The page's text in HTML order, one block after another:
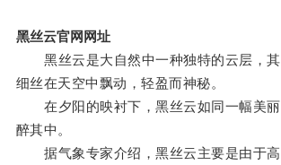
黑丝云官网网址
黑丝云是大自然中一种独特的云层，其
细丝在天空中飘动，轻盈而神秘。
在夕阳的映衬下，黑丝云如同一幅美丽
醉其中。
据气象专家介绍，黑丝云主要是由于高